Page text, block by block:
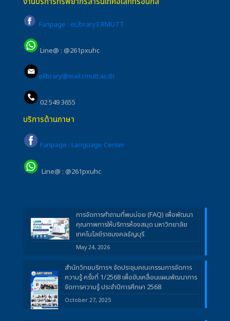
Fanpage : eLibrary3.RMUTT
Line@ : @261pxuhc
elibrary@mail.rmutt.ac.th
02 549 3655
บริการด้านภาษา
Fanpage : Language Center
Line@ : @261pxuhc
การจัดการคำถามที่พบบ่อย (FAQ) เพื่อพัฒนา
คุณภาพการให้บริการห้องสมุด มหาวิทยาลัย
เทคโนโลยีราชมงคลธัญบุรี
May 24, 2026
สำนักวิทยบริการฯ จัดประชุมคณะกรรมการจัดการ
ความรู้ ครั้งที่ 1/2568 เพื่อขับเคลื่อนแผนพัฒนาการ
จัดการความรู้ ประจำปีการศึกษา 2568
October 27, 2025